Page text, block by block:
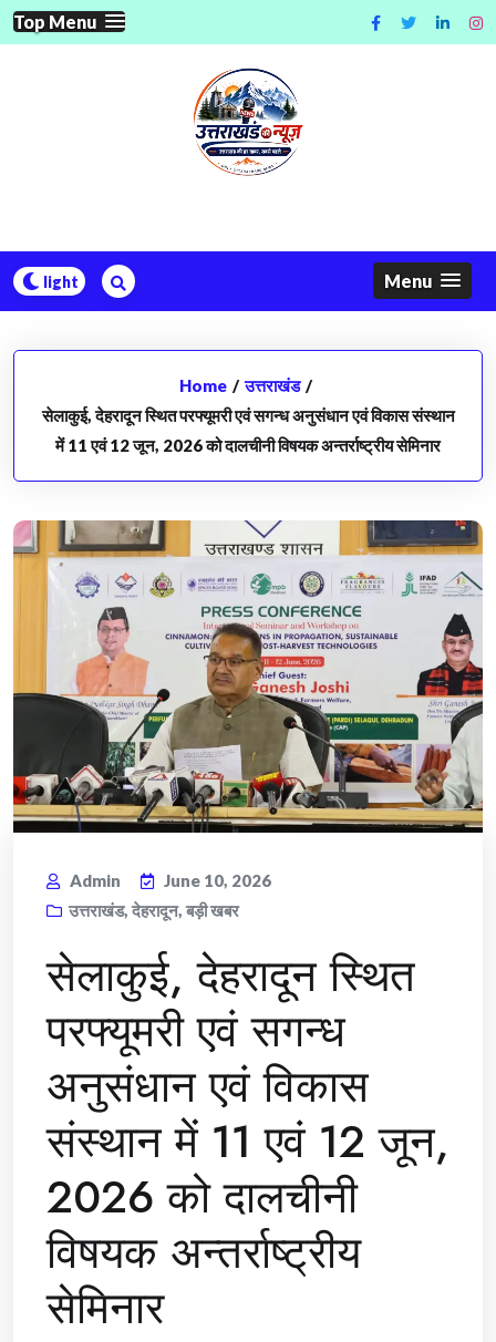
Skip
to
Top Menu
Menu
Home / उत्तराखंड /
सेलाकुई, देहरादून स्थित परफ्यूमरी एवं सगन्ध अनुसंधान एवं विकास संस्थान
में 11 एवं 12 जून, 2026 को दालचीनी विषयक अन्तर्राष्ट्रीय सेमिनार
Admin
June 10, 2026
उत्तराखंड, देहरादून, बड़ी खबर
सेलाकुई, देहरादून स्थित
परफ्यूमरी एवं सगन्ध
अनुसंधान एवं विकास
संस्थान में 11 एवं 12 जून,
2026 को दालचीनी
विषयक अन्तर्राष्ट्रीय
सेमिनार